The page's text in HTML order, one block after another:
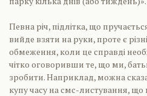
Певна річ, підлітка, що
вийде взяти на руки, проте є
обмеження, коли це справді
чітко оговоривши те, що ми,
зробити. Наприклад, можна
купу часу на смс-листування, що